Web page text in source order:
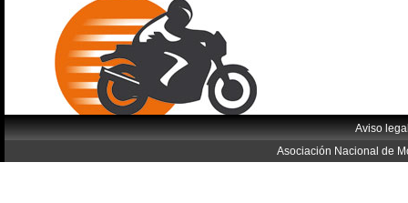
Aviso
Asociación Nacional de